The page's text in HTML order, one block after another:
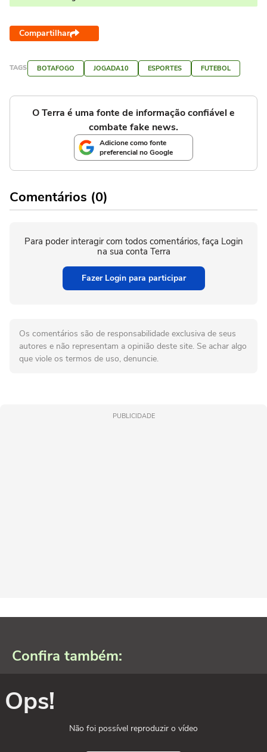
Compartilhar
TAGS BOTAFOGO JOGADA10 ESPORTES FUTEBOL
O Terra é uma fonte de informação confiável e
combate fake news.
Adicione como fonte
preferencial no Google
Comentários (0)
Para poder interagir com todos comentários, faça Login
na sua conta Terra
Fazer Login para participar
Os comentários são de responsabilidade exclusiva de seus
autores e não representam a opinião deste site. Se achar algo
que viole os termos de uso, denuncie.
PUBLICIDADE
Confira também:
Ops!
Não foi possível reproduzir o vídeo